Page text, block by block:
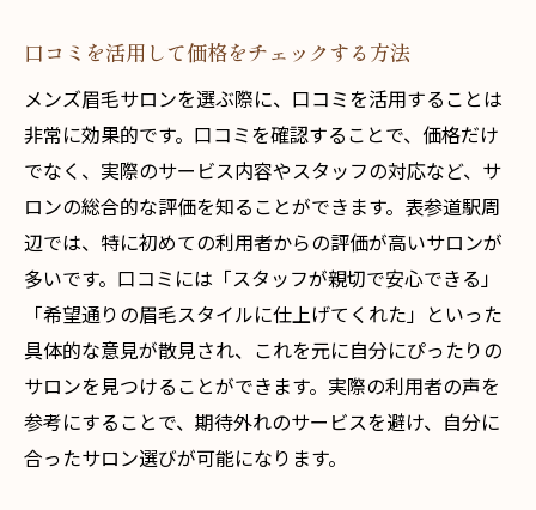
ツ
サービス内容と価格の相関性
価格交渉を成功させるテクニック
価格とサービスのトレードオフを理解する
表参道駅のメンズ眉毛サロンで価格とサービス
のバランスを取る方法
価格とサービスの両立が叶うサロン選び
表参道駅周辺のサロンでの価格交渉方法
サービスの質を犠牲にしない価格の選び方
価格を抑えても質を落とさない方法
サロンの価格設定の裏側を探る
口コミを活用して価格をチェックする方法
メンズ眉毛サロンを選ぶ際に、口コミを活用することは
非常に効果的です。口コミを確認することで、価格だけ
でなく、実際のサービス内容やスタッフの対応など、サ
ロンの総合的な評価を知ることができます。表参道駅周
辺では、特に初めての利用者からの評価が高いサロンが
多いです。口コミには「スタッフが親切で安心できる」
「希望通りの眉毛スタイルに仕上げてくれた」といった
具体的な意見が散見され、これを元に自分にぴったりの
サロンを見つけることができます。実際の利用者の声を
参考にすることで、期待外れのサービスを避け、自分に
合ったサロン選びが可能になります。